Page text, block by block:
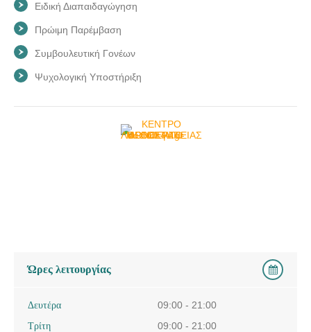
Ειδική Διαπαιδαγώγηση
Πρώιμη Παρέμβαση
Συμβουλευτική Γονέων
Ψυχολογική Υποστήριξη
Ώρες λειτουργίας
Δευτέρα
09:00 - 21:00
Τρίτη
09:00 - 21:00